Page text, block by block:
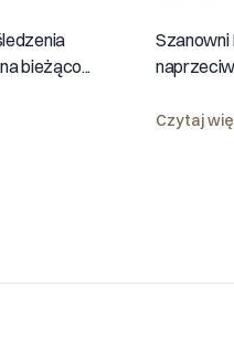
bieżąco...
Szanowni
Czytaj